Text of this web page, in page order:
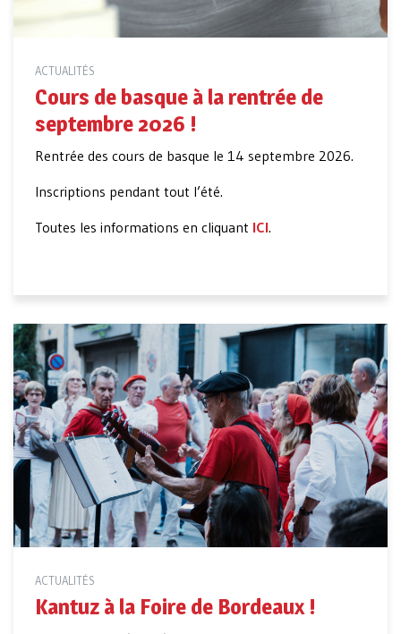
ACTUALITÉS
Cours de basque à la rentrée de
septembre 2026 !
Rentrée des cours de basque le 14 septembre 2026.
Inscriptions pendant tout l’été.
Toutes les informations en cliquant ICI.
ACTUALITÉS
Kantuz à la Foire de Bordeaux !